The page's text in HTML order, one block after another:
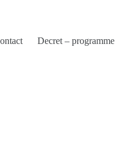
Decret – programme